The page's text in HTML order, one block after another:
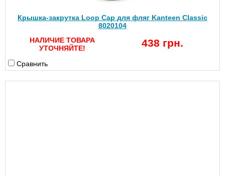
Крышка-закрутка Loop Cap для фляг Kanteen Classic
8020104
НАЛИЧИЕ ТОВАРА
УТОЧНЯЙТЕ!
438 грн.
Сравнить